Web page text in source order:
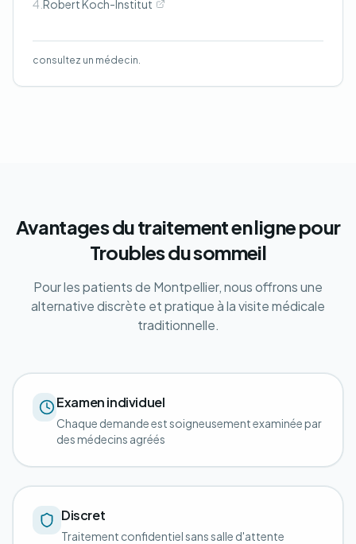
4. Robert Koch-Institut
consultez un médecin.
Avantages du traitement en ligne pour
Troubles du sommeil
Pour les patients de Montpellier, nous offrons une
alternative discrète et pratique à la visite médicale
traditionnelle.
Examen individuel
Chaque demande est soigneusement examinée par
des médecins agréés
Discret
Traitement confidentiel sans salle d'attente